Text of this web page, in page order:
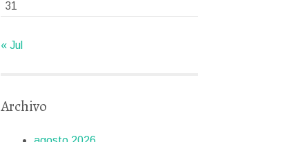
31
« Jul
Archivo